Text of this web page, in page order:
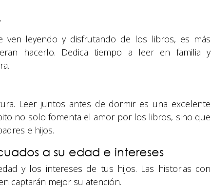
ven leyendo y disfrutando de los libros, es más
hacerlo. Dedica tiempo a leer en familia y
Leer juntos antes de dormir es una excelente
no solo fomenta el amor por los libros, sino que
e hijos.
a su edad e intereses
y los intereses de tus hijos. Las historias con
captarán mejor su atención.